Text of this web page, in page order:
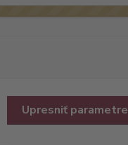
Upresniť parametre